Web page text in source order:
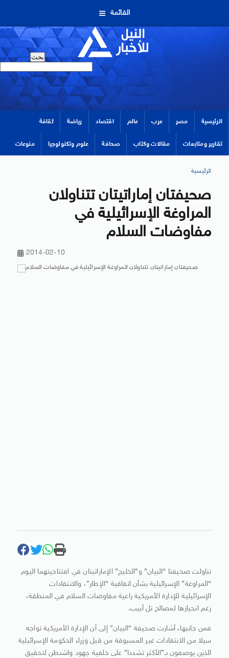
القائمة
الرئيسية مصر عرب عالم اقتصاد رياضة ثقافة
تقارير ومتابعات مقالات وكتاب صحافة علوم وتكنولوجيا منوعات
الرئيسية
صحيفتان إماراتيتان تتناولان
المراوغة الإسرائيلية في
مفاوضات السلام
2014-02-10
تناولت صحيفتا “البيان” و”الخليج” الإماراتيتان في افتتاحيتهما اليوم
“المراوغة” الإسرائيلية بشأن اتفاقية “الإطار”، والانتقادات
الإسرائيلية للإدارة الأمريكية راعية مفاوضات السلام في المنطقة،
رغم انحيازها لمصالح تل أبيب.
فمن جانبها، أشارت صحيفة “البيان” إلى أن الإدارة الأمريكية تواجه
سيلا من الانتقادات غير المسبوقة من قبل وزراء الحكومة الإسرائيلية
الذين يوصفون بـ”الأكثر تشددا” على خلفية جهود واشنطن لتحقيق